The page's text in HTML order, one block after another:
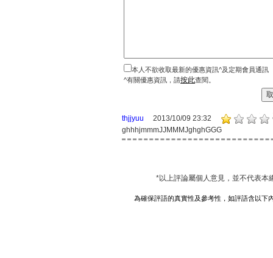
本人不欲收取最新的優惠資訊^及定期會員通訊
^有關優惠資訊，請按此查閱。
thjjyuu
2013/10/09 23:32
ghhhjmmmJJMMMJghghGGG
*以上評論屬個人意見，並不代表本
為確保評語的真實性及參考性，如評語含以下